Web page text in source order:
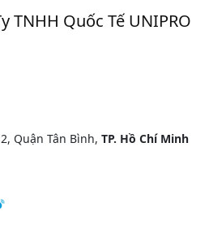
TNHH Quốc Tế UNIPRO
Quận Tân Bình, TP. Hồ Chí Minh